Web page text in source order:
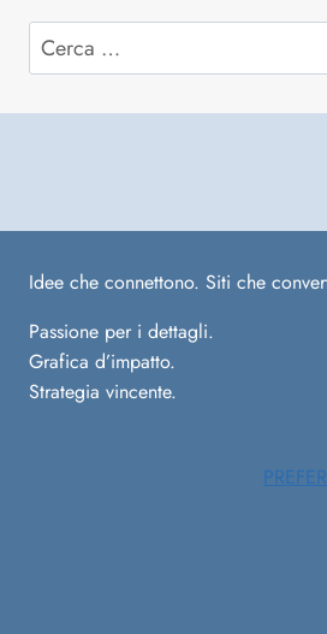
Ricerca
per:
Idee che connettono. Siti che
Passione per i dettagli.
Grafica d’impatto.
Strategia vincente.